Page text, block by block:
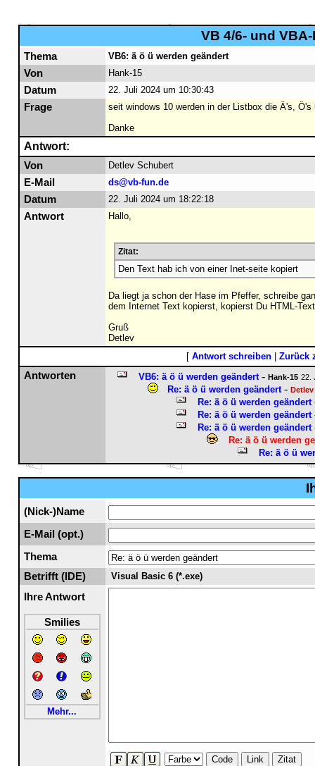
VB 4/6- und
Thema VB6: ä ö ü werden geändert
Von Hank-15
Datum 22. Juli 2024 um 10:30:43
Frage
seit windows 10 werden in der Listbox die Ä's,
Danke
Antwort:
Von Detlev Schubert
E-Mail ds@vb-fun.de
Datum 22. Juli 2024 um 18:22:18
Antwort Hallo,
Zitat:
Den Text hab ich von einer Inet-seite kopiert
Da liegt ja schon der Hase im Pfeffer, schreibe
dem Internet Text kopierst, kopierst Du HTML-
Gruß
Detlev
[ Antwort schreiben Zurück
Antworten VB6: ä ö ü werden geändert- Hank-15 22.
Re: ä ö ü werden geändert-
Re: ä ö ü werden geändert
Re: ä ö ü werden geändert
Re: ä ö ü werden geändert
Re: ä ö ü werden
Re: ä ö ü
(Nick-)Name
E-Mail (opt.)
Thema
Betrifft (IDE)
Visual Basic 6 (*.exe)
Ihre Antwort
Smilies
Mehr...
Code Link Zitat